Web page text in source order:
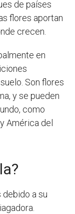
de países
flores aportan
crecen.
en
Son flores
y se pueden
como
América del
a su